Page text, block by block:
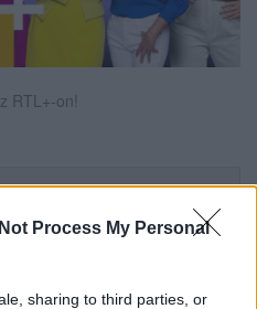
Process My Personal
sharing to third parties, or
RTL+-on!